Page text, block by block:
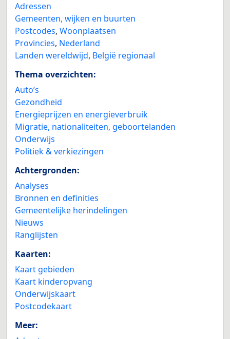
Adressen
Gemeenten, wijken en buurten
Postcodes, Woonplaatsen
Provincies, Nederland
Landen wereldwijd, België regionaal
Thema overzichten:
Auto’s
Gezondheid
Energieprijzen en energieverbruik
Migratie, nationaliteiten, geboortelanden
Onderwijs
Politiek & verkiezingen
Achtergronden:
Analyses
Bronnen en definities
Gemeentelijke herindelingen
Nieuws
Ranglijsten
Kaarten:
Kaart gebieden
Kaart kinderopvang
Onderwijskaart
Postcodekaart
Meer: